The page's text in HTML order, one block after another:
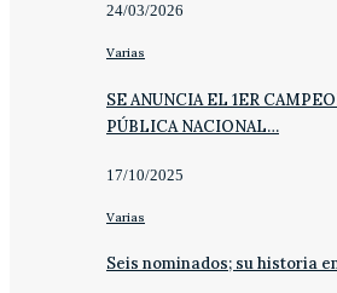
24/03/2026
Varias
SE ANUNCIA EL 1ER
PÚBLICA NACIONAL…
17/10/2025
Varias
Seis nominados; su historia